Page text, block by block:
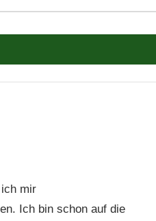
mir
Ich bin schon auf die